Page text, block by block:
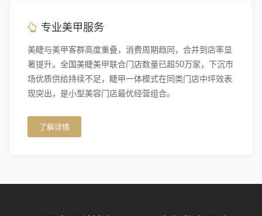
专业美甲服务
美睫与美甲客群高度重叠，消费周期趋同，合并到店率显
著提升。全国美睫美甲联合门店数量已超50万家，下沉市
场优质供给持续不足，睫甲一体模式在同类门店中坪效表
现突出，是小型美容门店最优经营组合。
了解详情